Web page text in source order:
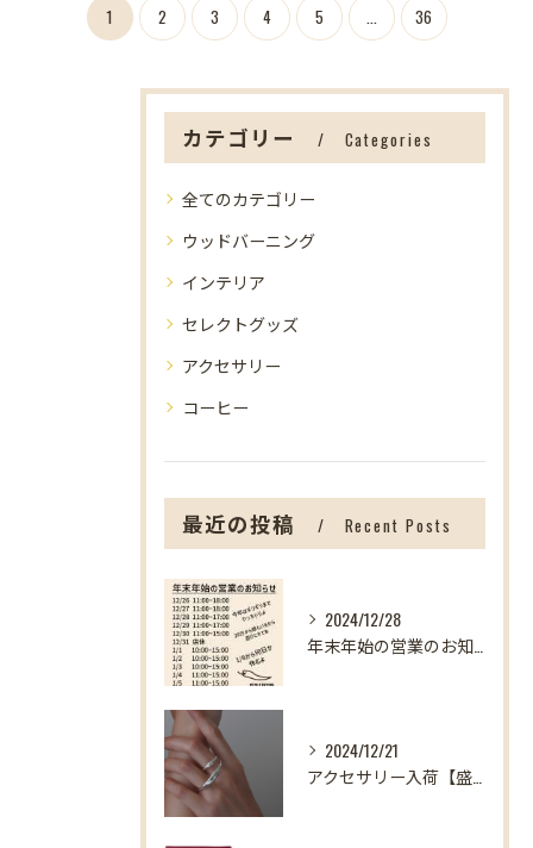
1 2 3 4 5 ... 36
カテゴリー Categories
全てのカテゴリー
ウッドバーニング
インテリア
セレクトグッズ
アクセサリー
コーヒー
最近の投稿 Recent Posts
2024/12/28
2024/12/21